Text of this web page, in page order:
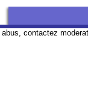
abus, contactez